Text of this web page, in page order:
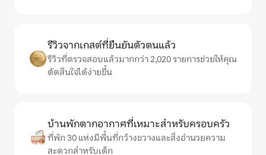
รีวิวจากเกสต์ที่ยืนยันตัวตนแล้ว
รีวิวที่ตรวจสอบแล้วมากกว่า 2,020 รายการช่วยให้คุณ
ตัดสินใจได้ง่ายขึ้น
บ้านพักตากอากาศที่เหมาะสำหรับครอบครัว
ที่พัก 30 แห่งมีพื้นที่กว้างขวางและสิ่งอำนวยความ
สะดวกสำหรับเด็ก